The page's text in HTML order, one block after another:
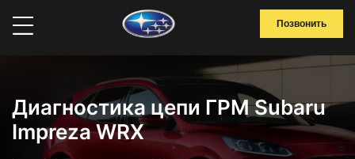
Позвонить
Диагностика цепи ГРМ Subaru
Impreza WRX